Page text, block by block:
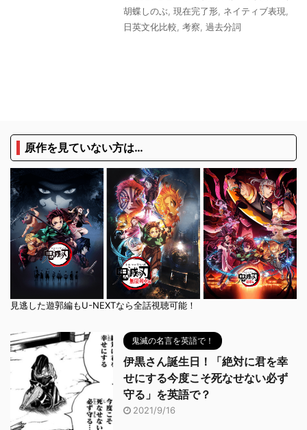
胡蝶しのぶ 現在完了形 ネイティブ表現
日英文化比較 考察 過去分詞
原作を見ていない方は…
見逃した遊郭編もU-NEXTなら全話視聴可能！
鬼滅の名言を英語で！
伊黒さん誕生日！「絶対に君を幸
せにする今度こそ死なせない必ず
守る」を英語で？
2021/9/16